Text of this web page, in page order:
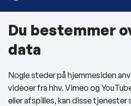
Om kommunen
Kontakt os
Telefon- og åbningstider
Tilgængelighedserklæring
Du bestemmer
data
Nogle steder på hjemmesiden
videoer fra hhv. Vimeo og
eller afspilles, kan disse